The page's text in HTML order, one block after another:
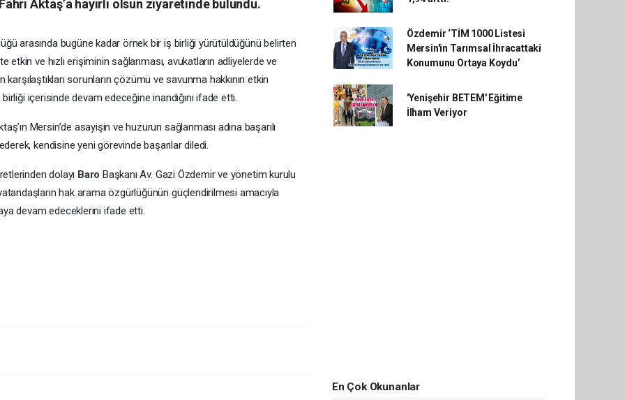
Aktaş’a hayırlı olsun ziyaretinde bulundu.
arasında bugüne kadar örnek bir iş birliği yürütüldüğünü belirten
etkin ve hızlı erişiminin sağlanması, avukatların adliyelerde ve
sorunların çözümü ve savunma hakkının etkin
içerisinde devam edeceğine inandığını ifade etti.
Mersin’de asayişin ve huzurun sağlanması adına başarılı
kendisine yeni görevinde başarılar diledi.
dolayı BaroBaşkanı Av. Gazi Özdemir ve yönetim kurulu
hak arama özgürlüğünün güçlendirilmesi amacıyla
çalışmaya devam edeceklerini ifade etti.
Özdemir ‘TİM 1000 Listesi
Mersin'in Tarımsal İhracattaki
Konumunu Ortaya Koydu’
'Yenişehir BETEM' Eğitime
İlham Veriyor
En Çok Okunanlar